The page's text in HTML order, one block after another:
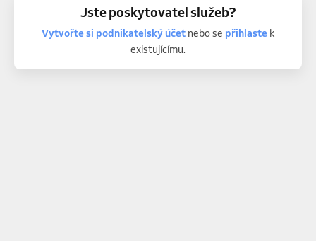
Jste poskytovatel služeb?
Vytvořte si podnikatelský účetnebo se přihlastek
existujícímu.